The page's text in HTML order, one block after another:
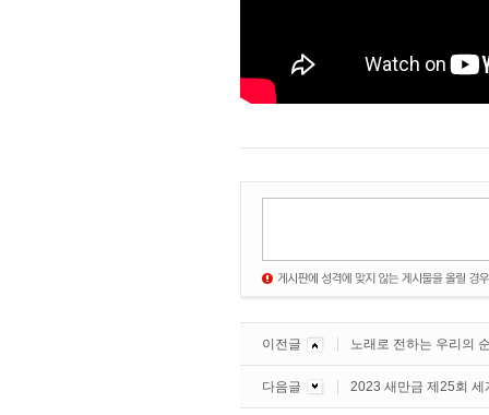
이전글 노래로 전하는 우리의
다음글 2023 새만금 제25회